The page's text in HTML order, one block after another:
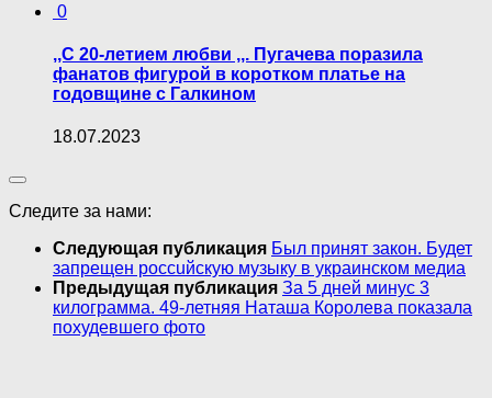
0
,,С 20-летием любви ,,. Пугачева поразила
фанатов фигурой в коротком платье на
годовщине с Галкином
18.07.2023
Следите за нами:
Следующая публикация Был принят закон. Будет
запрещен poccuйскую музыку в украинском медиа
Предыдущая публикация За 5 дней минус 3
килограмма. 49-летняя Наташа Королева показала
похудевшего фото